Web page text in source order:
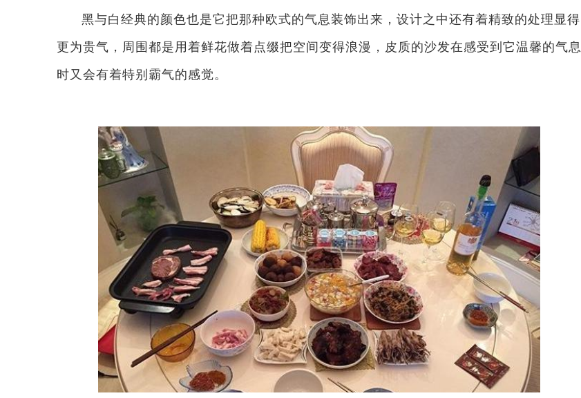
黑与白经典的颜色也是它把那种欧式的气息装饰出来，设计之中还有着精致的处理显得
更为贵气，周围都是用着鲜花做着点缀把空间变得浪漫，皮质的沙发在感受到它温馨的气息
时又会有着特别霸气的感觉。